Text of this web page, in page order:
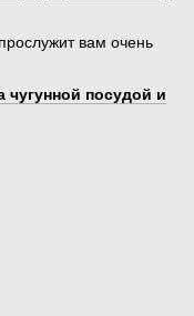
вам очень
чугунной посудой и